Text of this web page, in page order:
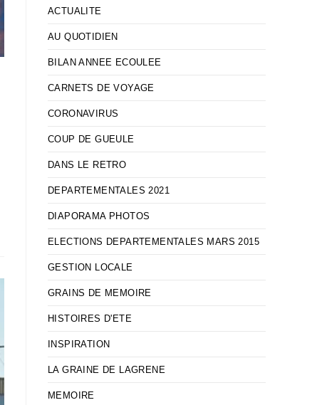
ACTUALITE
AU QUOTIDIEN
BILAN ANNEE ECOULEE
CARNETS DE VOYAGE
CORONAVIRUS
COUP DE GUEULE
DANS LE RETRO
DEPARTEMENTALES 2021
DIAPORAMA PHOTOS
ELECTIONS DEPARTEMENTALES MARS 2015
GESTION LOCALE
GRAINS DE MEMOIRE
HISTOIRES D'ETE
INSPIRATION
LA GRAINE DE LAGRENE
MEMOIRE